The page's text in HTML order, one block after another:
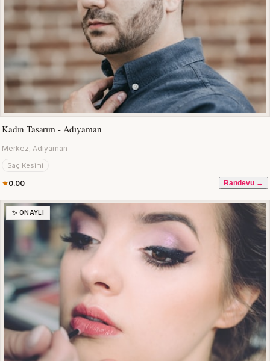
Kadın Tasarım - Adıyaman
Merkez, Adıyaman
Saç Kesimi
0.00 Randevu →
✨ ONAYLI